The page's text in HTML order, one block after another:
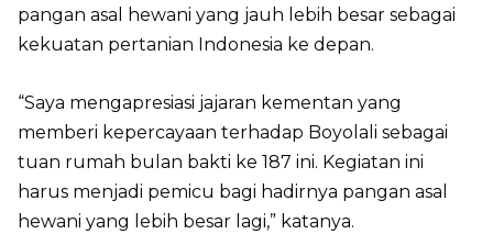
pangan asal hewani yang jauh lebih besar sebagai
kekuatan pertanian Indonesia ke depan.
“Saya mengapresiasi jajaran kementan yang
memberi kepercayaan terhadap Boyolali sebagai
tuan rumah bulan bakti ke 187 ini. Kegiatan ini
harus menjadi pemicu bagi hadirnya pangan asal
hewani yang lebih besar lagi,” katanya.